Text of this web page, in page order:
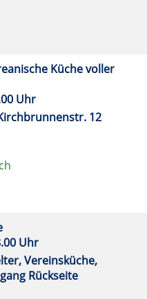
Küche voller
Uhr
12
Uhr
Vereinsküche,
Rückseite